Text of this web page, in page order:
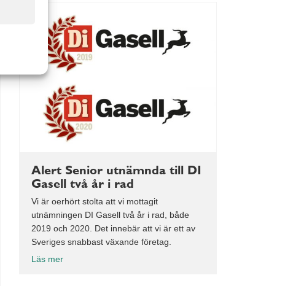
Alert Senior utnämnda till DI
Gasell två år i rad
Vi är oerhört stolta att vi mottagit
utnämningen DI Gasell två år i rad, både
2019 och 2020. Det innebär att vi är ett av
Sveriges snabbast växande företag.
Läs mer